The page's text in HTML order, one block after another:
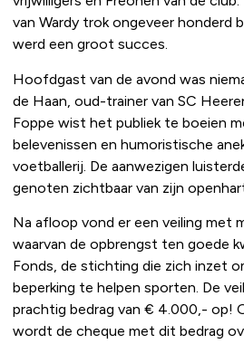
van Wardy trok ongeveer honderd
werd een groot succes.
Hoofdgast van de avond was
de Haan, oud-trainer van SC
Foppe wist het publiek te boeien
belevenissen en humoristische
voetballerij. De aanwezigen
genoten zichtbaar van zijn
Na afloop vond er een veiling met
waarvan de opbrengst ten goede
Fonds, de stichting die zich inzet
beperking te helpen sporten. De
prachtig bedrag van € 4.000,- op!
wordt de cheque met dit bedrag